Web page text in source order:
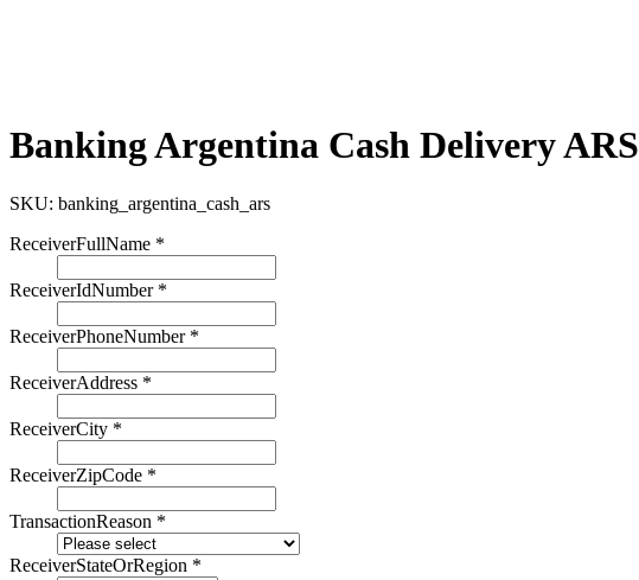
Banking Argentina Cash Delivery ARS
SKU: banking_argentina_cash_ars
ReceiverFullName *
ReceiverIdNumber *
ReceiverPhoneNumber *
ReceiverAddress *
ReceiverCity *
ReceiverZipCode *
TransactionReason *
ReceiverStateOrRegion *